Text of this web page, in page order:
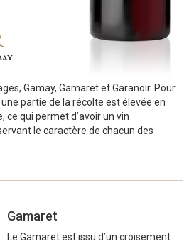
Gamay, Gamaret et Garanoir. Pour
partie de la récolte est élevée en
ce qui permet d’avoir un vin
le caractère de chacun des
Gamaret
Le Gamaret est issu d’un croisement